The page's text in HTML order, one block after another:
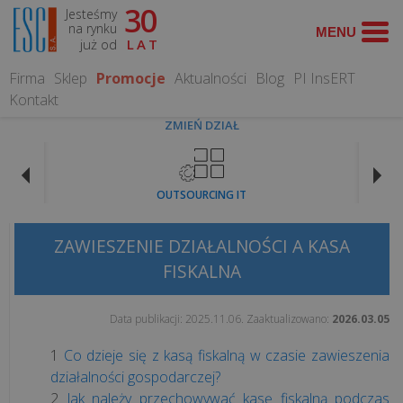
Jesteśmy
na rynku
już od
30
LAT
Firma Sklep Promocje Aktualności Blog PI InsERT
Kontakt
ZMIEŃ DZIAŁ
OUTSOURCING IT
TEMATY
FISKALNE
Koniec
NIP
kasie
fiskalnej.ZAWIESZENIE DZIAŁALNOŚCI A KASA
FISKALNA
Data publikacji: 2025.11.06. Zaaktualizowano: 2026.03.05
Co dzieje się z kasą fiskalną w czasie zawieszenia
działalności gospodarczej?
Jak należy przechowywać kasę fiskalną podczas